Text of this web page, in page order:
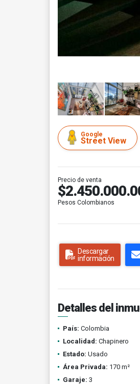
Google
Street View
Precio de venta
Pesos Colombianos
Descargar
información
Detalles del
País: Colombia
Localidad: Chapinero
Estado: Usado
Área Privada: 170 m²
Garaje: 3